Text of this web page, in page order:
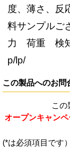
度、薄さ、反
料サンプル
力 荷重 検知
p/lp/
この製品へのお問
この
オープンキャン
(*は必須項目です）